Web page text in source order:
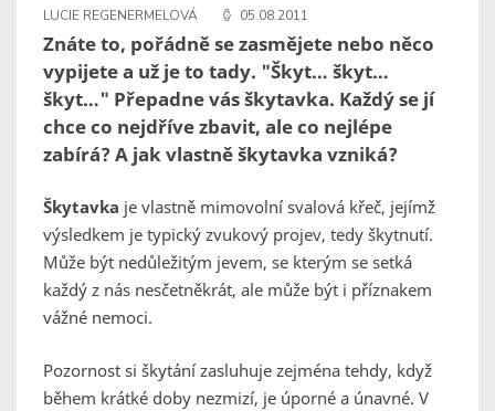
LUCIE REGENERMELOVÁ 05.08.2011
Znáte to, pořádně se zasmějete nebo něco
vypijete a už je to tady. "Škyt… škyt…
škyt…" Přepadne vás škytavka. Každý se jí
chce co nejdříve zbavit, ale co nejlépe
zabírá? A jak vlastně škytavka vzniká?
Škytavka je vlastně mimovolní svalová křeč, jejímž
výsledkem je typický zvukový projev, tedy škytnutí.
Může být nedůležitým jevem, se kterým se setká
každý z nás nesčetněkrát, ale může být i příznakem
vážné nemoci.
Pozornost si škytání zasluhuje zejména tehdy, když
během krátké doby nezmizí, je úporné a únavné. V